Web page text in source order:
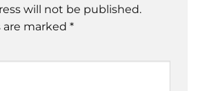
will not be published.
marked *